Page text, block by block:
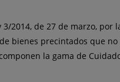
3/2014, de 27 de marzo,
bienes precintados que
la gama de